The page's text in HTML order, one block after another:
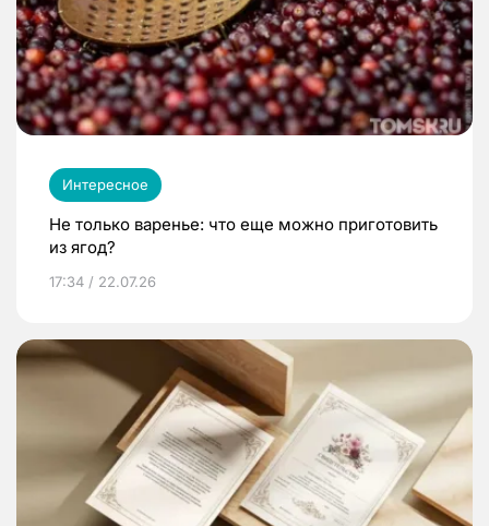
Интересное
Не только варенье: что еще можно приготовить
из ягод?
17:34 / 22.07.26